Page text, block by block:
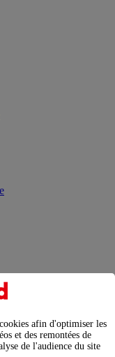
des appareils
électrique
concentrer les
afin d'optimiser les
et des remontées de
de l'audience du site